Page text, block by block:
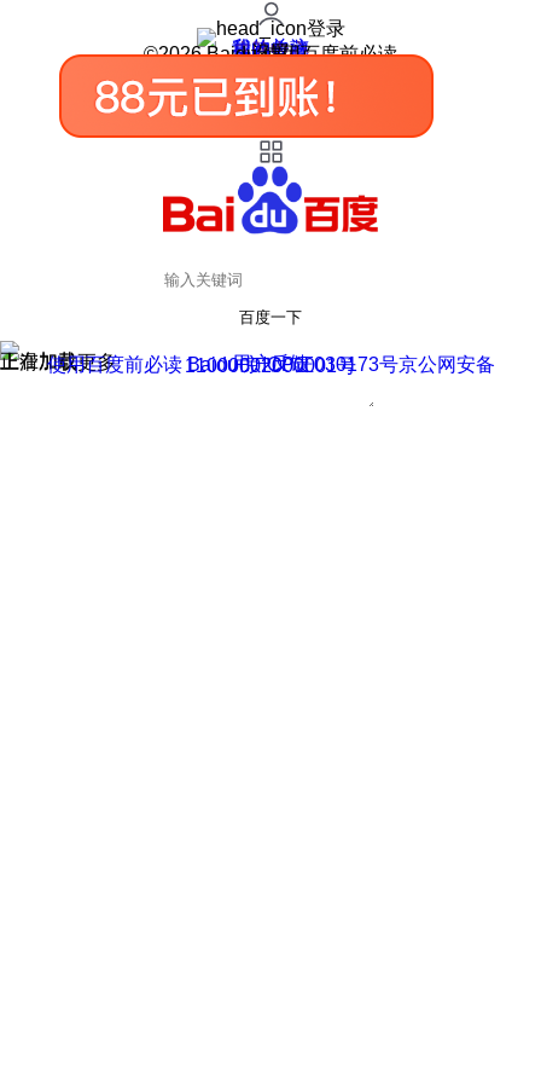
登录
我的关注
我的收藏
皮肤中心
用户反馈
设置
©2026 Baidu 使用百度前必读
百度一下
正在加载
上滑加载更多 用户反馈
使用百度前必读 Baidu 京ICP证030173号
京公网安备11000002000001号